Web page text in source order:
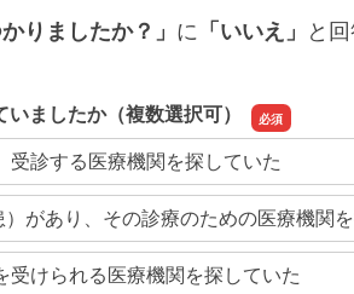
りましたか？」 に 「いいえ」 と
ましたか（複数選択可）
受診する医療機関を探していた
があり、その診療のための医療機関
受けられる医療機関を探していた